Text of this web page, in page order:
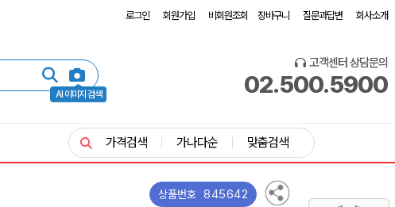
로그인 회원가입 비회원조회 장바구니 질문과답변 회사소개
AI 이미지 검색
고객센터 상담문의
02.500.5900
가격검색 가나다순 맞춤검색
상품번호 845642